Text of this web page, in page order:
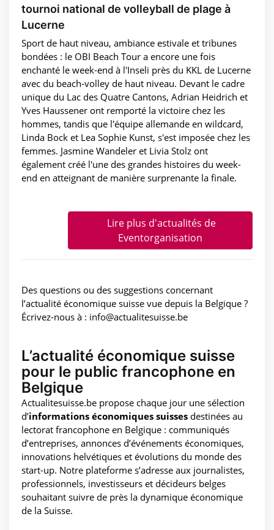
tournoi national de volleyball de plage à
Lucerne
Sport de haut niveau, ambiance estivale et tribunes
bondées : le OBI Beach Tour a encore une fois
enchanté le week-end à l'Inseli près du KKL de Lucerne
avec du beach-volley de haut niveau. Devant le cadre
unique du Lac des Quatre Cantons, Adrian Heidrich et
Yves Haussener ont remporté la victoire chez les
hommes, tandis que l'équipe allemande en wildcard,
Linda Bock et Lea Sophie Kunst, s'est imposée chez les
femmes. Jasmine Wandeler et Livia Stolz ont
également créé l'une des grandes histoires du week-
end en atteignant de manière surprenante la finale.
Lire plus d'actualités de
Eventorganisation
Des questions ou des suggestions concernant
l’actualité économique suisse vue depuis la Belgique ?
Écrivez-nous à : info@actualitesuisse.be
L’actualité économique suisse
pour le public francophone en
Belgique
Actualitesuisse.be propose chaque jour une sélection
d’informations économiques suisses destinées au
lectorat francophone en Belgique : communiqués
d’entreprises, annonces d’événements économiques,
innovations helvétiques et évolutions du monde des
start-up. Notre plateforme s’adresse aux journalistes,
professionnels, investisseurs et décideurs belges
souhaitant suivre de près la dynamique économique
de la Suisse.